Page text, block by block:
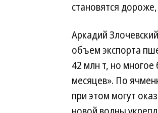
становятся
Аркадий
объем экспорта
42 млн т, но многое
месяцев». По
при этом могут